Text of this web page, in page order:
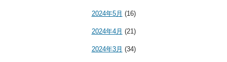
2024年5月 (16)
2024年4月 (21)
2024年3月 (34)